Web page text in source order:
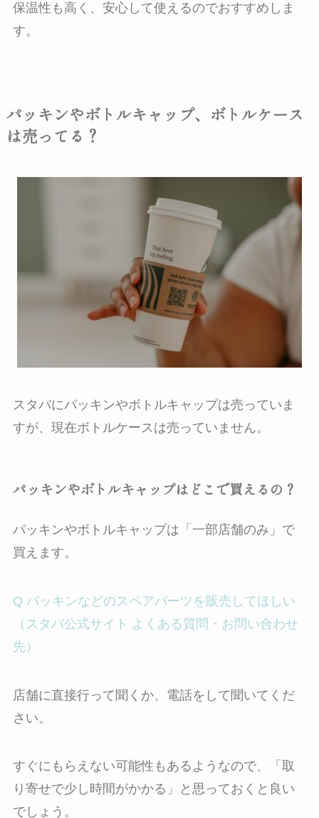
保温性も高く、安心して使えるのでおすすめしま
す。
パッキンやボトルキャップ、ボトルケース
は売ってる？
スタバにパッキンやボトルキャップは売っていま
すが、現在ボトルケースは売っていません。
パッキンやボトルキャップはどこで買えるの？
パッキンやボトルキャップは「一部店舗のみ」で
買えます。
Q パッキンなどのスペアパーツを販売してほしい
（スタバ公式サイト よくある質問・お問い合わせ
先）
店舗に直接行って聞くか、電話をして聞いてくだ
さい。
すぐにもらえない可能性もあるようなので、「取
り寄せで少し時間がかかる」と思っておくと良い
でしょう。